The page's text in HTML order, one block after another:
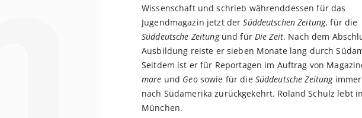
Wissenschaft und schrieb währenddessen für das
Jugendmagazin jetzt derSüddeutschen Zeitung, für die
Süddeutsche Zeitungund für Die Zeit. Nach dem
Ausbildung reiste er sieben Monate lang durch
Seitdem ist er für Reportagen im Auftrag von
mare und Geosowie für die Süddeutsche Zeitung
nach Südamerika zurückgekehrt. Roland Schulz lebt in
München.